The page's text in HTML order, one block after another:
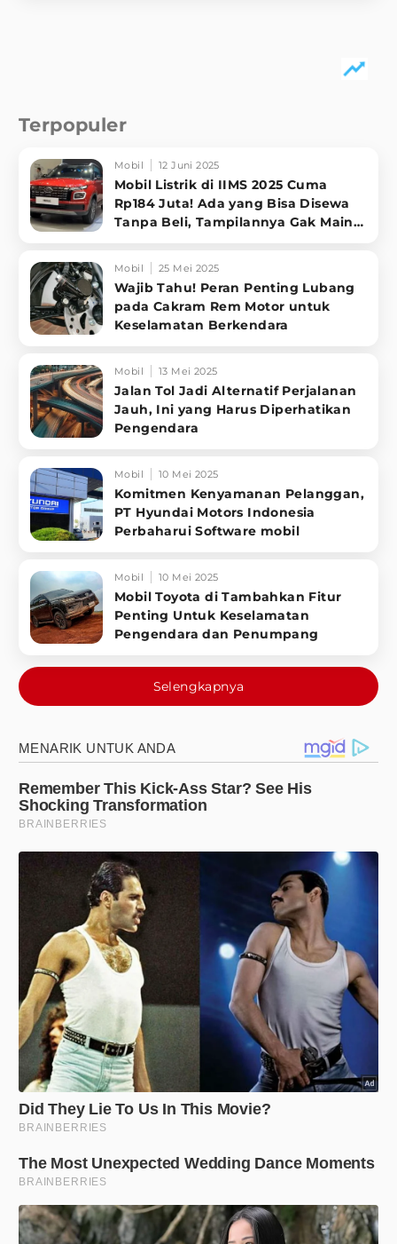
Terpopuler
Mobil 12 Juni 2025
Mobil Listrik di IIMS 2025 Cuma
Rp184 Juta! Ada yang Bisa Disewa
Tanpa Beli, Tampilannya Gak Main-
Mobil 25 Mei 2025
Wajib Tahu! Peran Penting Lubang
pada Cakram Rem Motor untuk
Keselamatan Berkendara
Mobil 13 Mei 2025
Jalan Tol Jadi Alternatif Perjalanan
Jauh, Ini yang Harus Diperhatikan
Pengendara
Mobil 10 Mei 2025
Komitmen Kenyamanan Pelanggan,
PT Hyundai Motors Indonesia
Perbaharui Software mobil
Mobil 10 Mei 2025
Mobil Toyota di Tambahkan Fitur
Penting Untuk Keselamatan
Pengendara dan Penumpang
Selengkapnya